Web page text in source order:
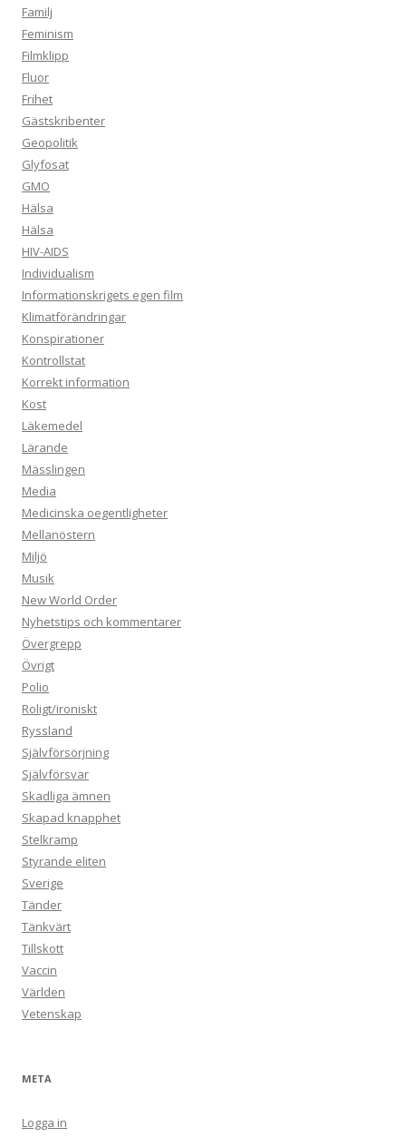
Familj
Feminism
Filmklipp
Fluor
Frihet
Gästskribenter
Geopolitik
Glyfosat
GMO
Hälsa
Hälsa
HIV-AIDS
Individualism
Informationskrigets egen film
Klimatförändringar
Konspirationer
Kontrollstat
Korrekt information
Kost
Läkemedel
Lärande
Mässlingen
Media
Medicinska oegentligheter
Mellanöstern
Miljö
Musik
New World Order
Nyhetstips och kommentarer
Övergrepp
Övrigt
Polio
Roligt/ironiskt
Ryssland
Självförsörjning
Självförsvar
Skadliga ämnen
Skapad knapphet
Stelkramp
Styrande eliten
Sverige
Tänder
Tänkvärt
Tillskott
Vaccin
Världen
Vetenskap
META
Logga in